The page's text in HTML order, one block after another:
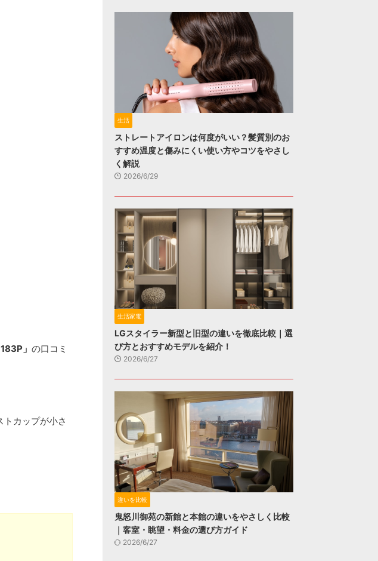
」 の口コミ
カップが小さ
生活
ストレートアイロンは何度がいい？髪質別のお
すすめ温度と傷みにくい使い方やコツをやさし
く解説
2026/6/29
生活家電
LGスタイラー新型と旧型の違いを徹底比較｜選
び方とおすすめモデルを紹介！
2026/6/27
違いを比較
鬼怒川御苑の新館と本館の違いをやさしく比較
｜客室・眺望・料金の選び方ガイド
2026/6/27